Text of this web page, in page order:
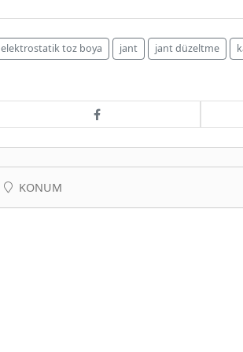
elektrostatik toz boya jant jant düzeltme
KONUM